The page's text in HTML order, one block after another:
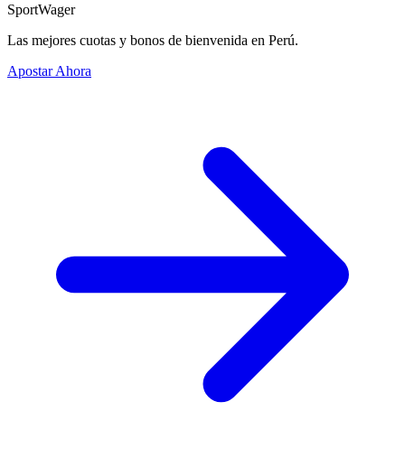
SportWager
Las mejores cuotas y bonos de bienvenida en Perú.
Apostar Ahora